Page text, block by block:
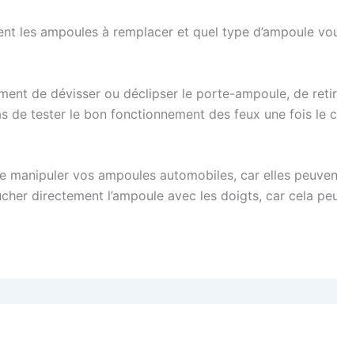
les ampoules à remplacer et quel type d’ampoule
de dévisser ou déclipser le porte-ampoule, de
de tester le bon fonctionnement des feux une fois le
vos ampoules automobiles, car elles
directement l’ampoule avec les doigts, car cela